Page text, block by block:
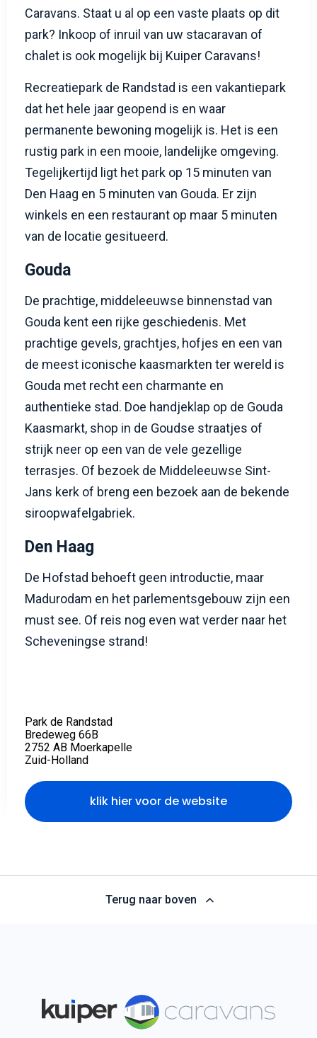
Caravans. Staat u al op een vaste plaats op dit
park? Inkoop of inruil van uw stacaravan of
chalet is ook mogelijk bij Kuiper Caravans!
Recreatiepark de Randstad is een vakantiepark
dat het hele jaar geopend is en waar
permanente bewoning mogelijk is. Het is een
rustig park in een mooie, landelijke omgeving.
Tegelijkertijd ligt het park op 15 minuten van
Den Haag en 5 minuten van Gouda. Er zijn
winkels en een restaurant op maar 5 minuten
van de locatie gesitueerd.
Gouda
De prachtige, middeleeuwse binnenstad van
Gouda kent een rijke geschiedenis. Met
prachtige gevels, grachtjes, hofjes en een van
de meest iconische kaasmarkten ter wereld is
Gouda met recht een charmante en
authentieke stad. Doe handjeklap op de Gouda
Kaasmarkt, shop in de Goudse straatjes of
strijk neer op een van de vele gezellige
terrasjes. Of bezoek de Middeleeuwse Sint-
Jans kerk of breng een bezoek aan de bekende
siroopwafelgabriek.
Den Haag
De Hofstad behoeft geen introductie, maar
Madurodam en het parlementsgebouw zijn een
must see. Of reis nog even wat verder naar het
Scheveningse strand!
Park de Randstad
Bredeweg 66B
2752 AB Moerkapelle
Zuid-Holland
klik hier voor de website
Terug naar boven